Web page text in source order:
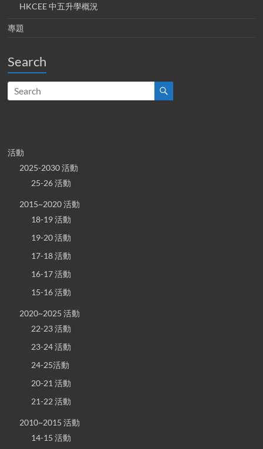
HKCEE 中五升學概況
專題
Search
活動
2025-2030 活動
25-26 活動
2015~2020 活動
18-19 活動
19-20 活動
17-18 活動
16-17 活動
15-16 活動
2020~2025 活動
22-23 活動
23-24 活動
24-25活動
20-21 活動
21-22 活動
2010~2015 活動
14-15 活動